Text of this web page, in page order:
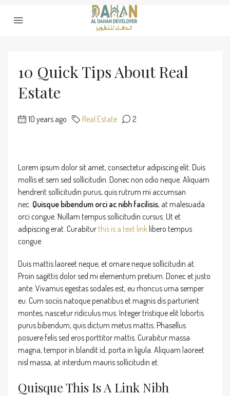
10 Quick Tips About Real
Estate
10 years ago Real Estate 2
Lorem ipsum dolor sit amet, consectetur adipiscing elit. Duis
mollis et sem sed sollicitudin. Donec non odio neque. Aliquam
hendrerit sollicitudin purus, quis rutrum mi accumsan
nec. Quisque bibendum orci ac nibh facilisis, at malesuada
orci congue. Nullam tempus sollicitudin cursus. Ut et
adipiscing erat. Curabitur this is a text link libero tempus
congue.
Duis mattis laoreet neque, et ornare neque sollicitudin at.
Proin sagittis dolor sed mi elementum pretium. Donec et justo
ante. Vivamus egestas sodales est, eu rhoncus urna semper
eu. Cum sociis natoque penatibus et magnis dis parturient
montes, nascetur ridiculus mus. Integer tristique elit lobortis
purus bibendum, quis dictum metus mattis. Phasellus
posuere felis sed eros porttitor mattis. Curabitur massa
magna, tempor in blandit id, porta in ligula. Aliquam laoreet
nisl massa, at interdum mauris sollicitudin et.
Quisque This Is A Link Nibh